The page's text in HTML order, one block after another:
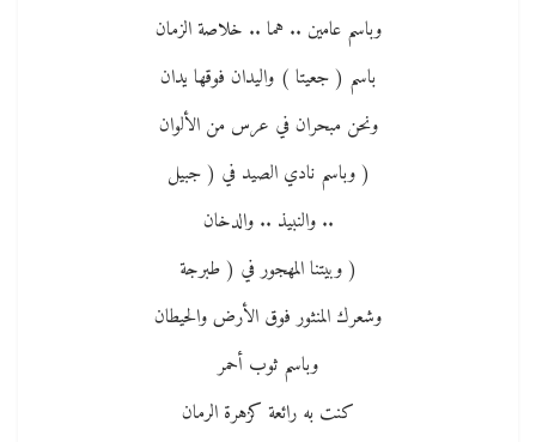
وباسم عامين .. هما .. خلاصة الزمان
باسم ( جعيتا ) واليدان فوقها يدان
ونحن مبحران في عرس من الألوان
( وباسم نادي الصيد في ( جبيل
.. والنبيذ .. والدخان
( وبيتنا المهجور في ( طبرجة
وشعرك المنثور فوق الأرض والحيطان
وباسم ثوب أحمر
كنت به رائعة كزهرة الرمان